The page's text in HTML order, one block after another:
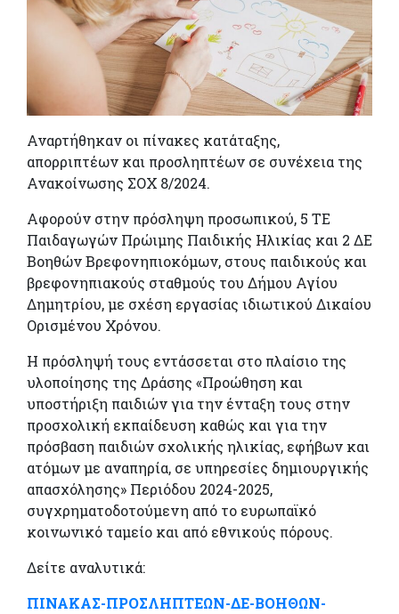
Αναρτήθηκαν οι πίνακες κατάταξης,
απορριπτέων και προσληπτέων σε συνέχεια της
Ανακοίνωσης ΣΟΧ 8/2024.
Αφορούν στην πρόσληψη προσωπικού, 5 ΤΕ
Παιδαγωγών Πρώιμης Παιδικής Ηλικίας και 2 ΔΕ
Βοηθών Βρεφονηπιοκόμων, στους παιδικούς και
βρεφονηπιακούς σταθμούς του Δήμου Αγίου
Δημητρίου, με σχέση εργασίας ιδιωτικού Δικαίου
Ορισμένου Χρόνου.
Η πρόσληψή τους εντάσσεται στο πλαίσιο της
υλοποίησης της Δράσης «Προώθηση και
υποστήριξη παιδιών για την ένταξη τους στην
προσχολική εκπαίδευση καθώς και για την
πρόσβαση παιδιών σχολικής ηλικίας, εφήβων και
ατόμων με αναπηρία, σε υπηρεσίες δημιουργικής
απασχόλησης» Περιόδου 2024-2025,
συγχρηματοδοτούμενη από το ευρωπαϊκό
κοινωνικό ταμείο και από εθνικούς πόρους.
Δείτε αναλυτικά:
ΠΙΝΑΚΑΣ-ΠΡΟΣΛΗΠΤΕΩΝ-ΔΕ-ΒΟΗΘΩΝ-